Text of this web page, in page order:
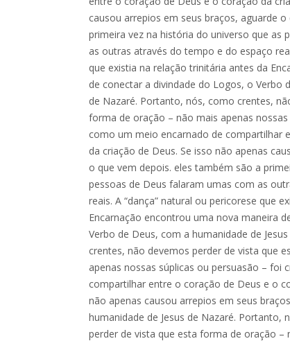
causou arrepios em seus braços, aguarde
primeira vez na história do universo que as
as outras através do tempo e do espaço
que existia na relação trinitária antes da
de conectar a divindade do Logos, o Verbo
de Nazaré. Portanto, nós, como crentes,
forma de oração – não mais apenas
como um meio encarnado de compartilhar
da criação de Deus. Se isso não apenas
o que vem depois. eles também são a
pessoas de Deus falaram umas com as
reais. A “dança” natural ou pericorese que
Encarnação encontrou uma nova maneira
Verbo de Deus, com a humanidade de
crentes, não devemos perder de vista que
apenas nossas súplicas ou persuasão – foi
compartilhar entre o coração de Deus e o
não apenas causou arrepios em seus
humanidade de Jesus de Nazaré. Portanto,
perder de vista que esta forma de oração –